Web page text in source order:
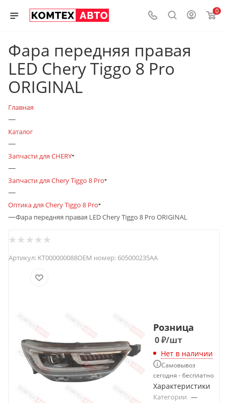
0
Фара передняя правая
LED Chery Tiggo 8 Pro
ORIGINAL
Главная
—
Каталог
—
Запчасти для CHERY
—
Запчасти для Chery Tiggo 8 Pro
—
Оптика для Chery Tiggo 8 Pro
—Фара передняя правая LED Chery Tiggo 8 Pro ORIGINAL
Артикул: KT000000088OEM номер: 605000235AA
Розница
0₽/шт
Нет в наличии
Самовывоз
сегодня - бесплатно
Характеристики
Категории —